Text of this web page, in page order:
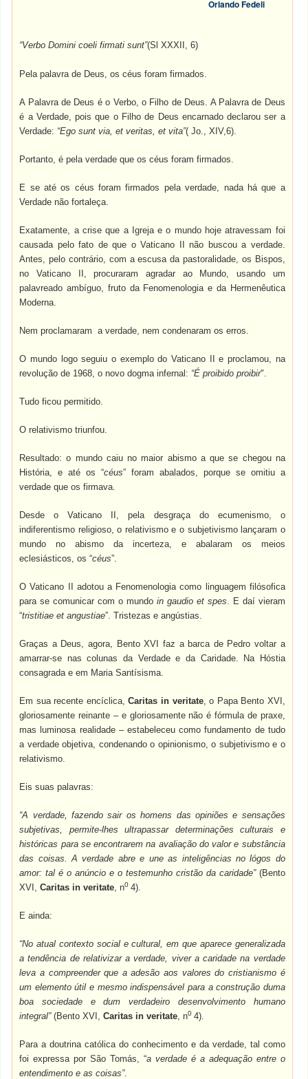
Orlando Fedeli
“Verbo Domini coeli firmati sunt”(Sl XXXII, 6)
Pela palavra de Deus, os céus foram firmados.
A Palavra de Deus é o Verbo, o Filho de Deus. A Palavra de Deus
é a Verdade, pois que o Filho de Deus encarnado declarou ser a
Verdade: “Ego sunt via, et veritas, et vita”( Jo., XIV,6).
Portanto, é pela verdade que os céus foram firmados.
E se até os céus foram firmados pela verdade, nada há que a
Verdade não fortaleça.
Exatamente, a crise que a Igreja e o mundo hoje atravessam foi
causada pelo fato de que o Vaticano II não buscou a verdade.
Antes, pelo contrário, com a escusa da pastoralidade, os Bispos,
no Vaticano II, procuraram agradar ao Mundo, usando um
palavreado ambíguo, fruto da Fenomenologia e da Hermenêutica
Moderna.
Nem proclamaram a verdade, nem condenaram os erros.
O mundo logo seguiu o exemplo do Vaticano II e proclamou, na
revolução de 1968, o novo dogma infernal: “É proibido proibir".
Tudo ficou permitido.
O relativismo triunfou.
Resultado: o mundo caiu no maior abismo a que se chegou na
História, e até os “céus” foram abalados, porque se omitiu a
verdade que os firmava.
Desde o Vaticano II, pela desgraça do ecumenismo, o
indiferentismo religioso, o relativismo e o subjetivismo lançaram o
mundo no abismo da incerteza, e abalaram os meios
eclesiásticos, os “céus”.
O Vaticano II adotou a Fenomenologia como linguagem filósofica
para se comunicar com o mundo in gaudio et spes. E daí vieram
“tristitiae et angustiae”. Tristezas e angústias.
Graças a Deus, agora, Bento XVI faz a barca de Pedro voltar a
amarrar-se nas colunas da Verdade e da Caridade. Na Hóstia
consagrada e em Maria Santísisma.
Em sua recente encíclica,Caritas in veritate, o Papa Bento XVI,
gloriosamente reinante – e gloriosamente não é fórmula de praxe,
mas luminosa realidade – estabeleceu como fundamento de tudo
a verdade objetiva, condenando o opinionismo, o subjetivismo e o
relativismo.
Eis suas palavras:
“A verdade, fazendo sair os homens das opiniões e sensações
subjetivas, permite-lhes ultrapassar determinações culturais e
históricas para se encontrarem na avaliação do valor e substância
das coisas. A verdade abre e une as inteligências no lógos do
amor: tal é o anúncio e o testemunho cristão da caridade” (Bento
XVI,Caritas in veritate, n0 4).
E ainda:
“No atual contexto social e cultural, em que aparece generalizada
a tendência de relativizar a verdade, viver a caridade na verdade
leva a compreender que a adesão aos valores do cristianismo é
um elemento útil e mesmo indispensável para a construção duma
boa sociedade e dum verdadeiro desenvolvimento humano
integral”(Bento XVI,Caritas in veritate, n0 4).
Para a doutrina católica do conhecimento e da verdade, tal como
foi expressa por São Tomás, “a verdade é a adequação entre o
entendimento e as coisas”.